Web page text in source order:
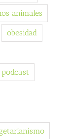
animales
obesidad
podcast